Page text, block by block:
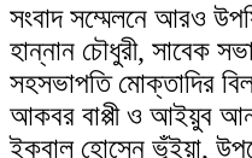
সংবাদ সম্মেলনে আরও
হান্নান চৌধুরী, সাবেক
সহসভাপতি মোক্তাদির
আকবর বাপ্পী ও আইয়ুব
ইকবাল হোসেন ভূঁইয়া,